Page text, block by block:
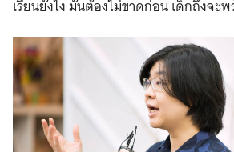
เรียนยังไง มันต้องไม่ขาดก่อน เด็กถึงจะพ